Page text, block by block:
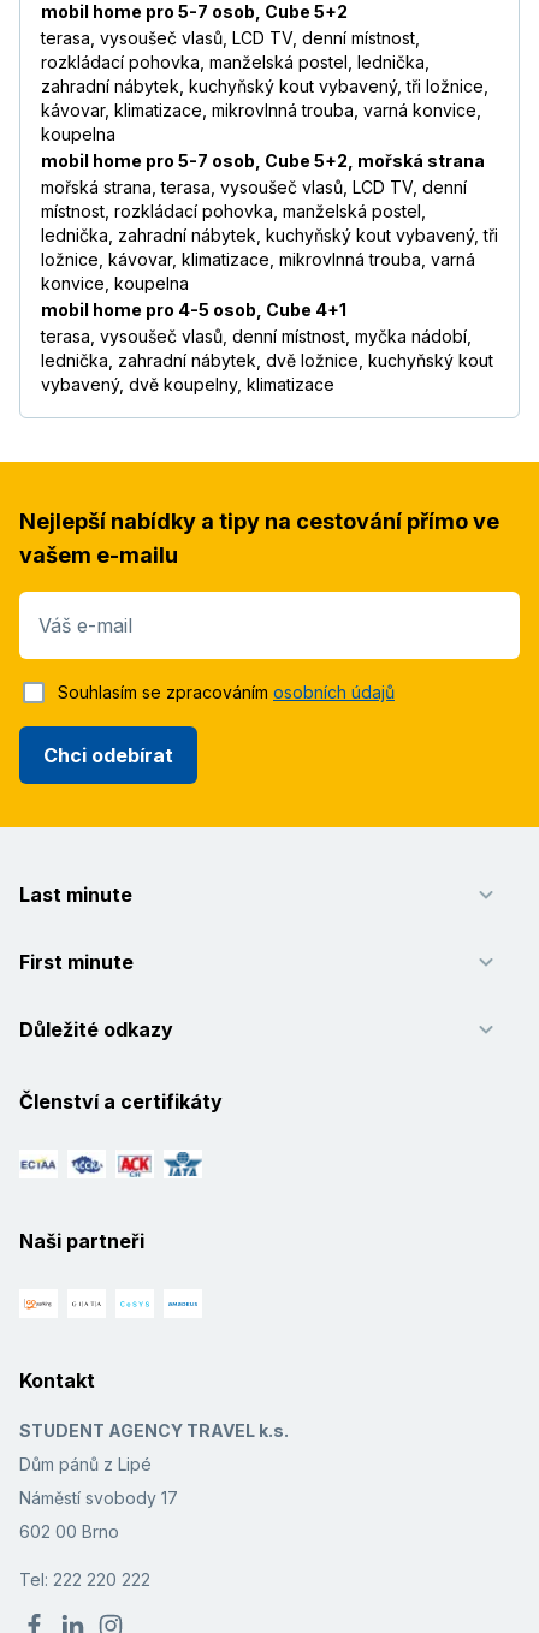
mobil home pro 5-7 osob, Cube 5+2
terasa, vysoušeč vlasů, LCD TV, denní místnost,
rozkládací pohovka, manželská postel, lednička,
zahradní nábytek, kuchyňský kout vybavený, tři ložnice,
kávovar, klimatizace, mikrovlnná trouba, varná konvice,
koupelna
mobil home pro 5-7 osob, Cube 5+2, mořská strana
mořská strana, terasa, vysoušeč vlasů, LCD TV, denní
místnost, rozkládací pohovka, manželská postel,
lednička, zahradní nábytek, kuchyňský kout vybavený, tři
ložnice, kávovar, klimatizace, mikrovlnná trouba, varná
konvice, koupelna
mobil home pro 4-5 osob, Cube 4+1
terasa, vysoušeč vlasů, denní místnost, myčka nádobí,
lednička, zahradní nábytek, dvě ložnice, kuchyňský kout
vybavený, dvě koupelny, klimatizace
Nejlepší nabídky a tipy na cestování přímo ve
vašem e-mailu
Váš e-mail
Chci odebírat
Souhlasím se zpracováním osobních údajů
Last minute
First minute
Důležité odkazy
Členství a certifikáty
Naši partneři
Kontakt
STUDENT AGENCY TRAVEL k.s.
Dům pánů z Lipé
Náměstí svobody 17
602 00 Brno
Tel: 222 220 222